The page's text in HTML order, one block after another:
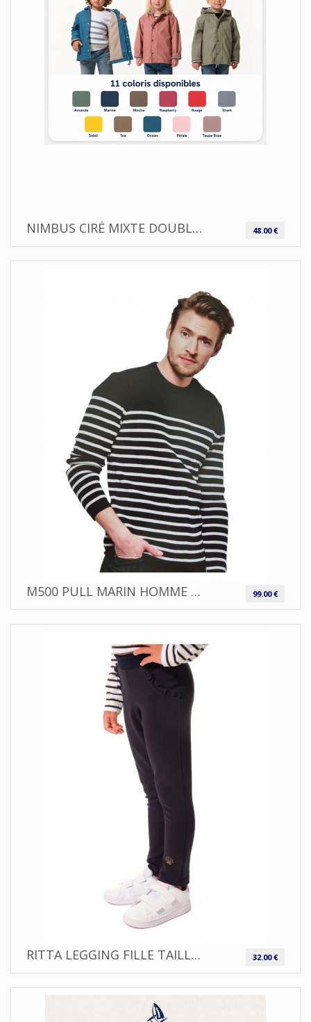
NIMBUS CIRÉ MIXTE DOUBLÉ POLAIRE HUBLOT 48.00 €
M500 PULL MARIN HOMME HUBLOT 99.00 €
RITTA LEGGING FILLE TAILLE ÉLASTIQUÉE HUBLOT 32.00 €